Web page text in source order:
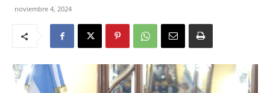
noviembre 4, 2024